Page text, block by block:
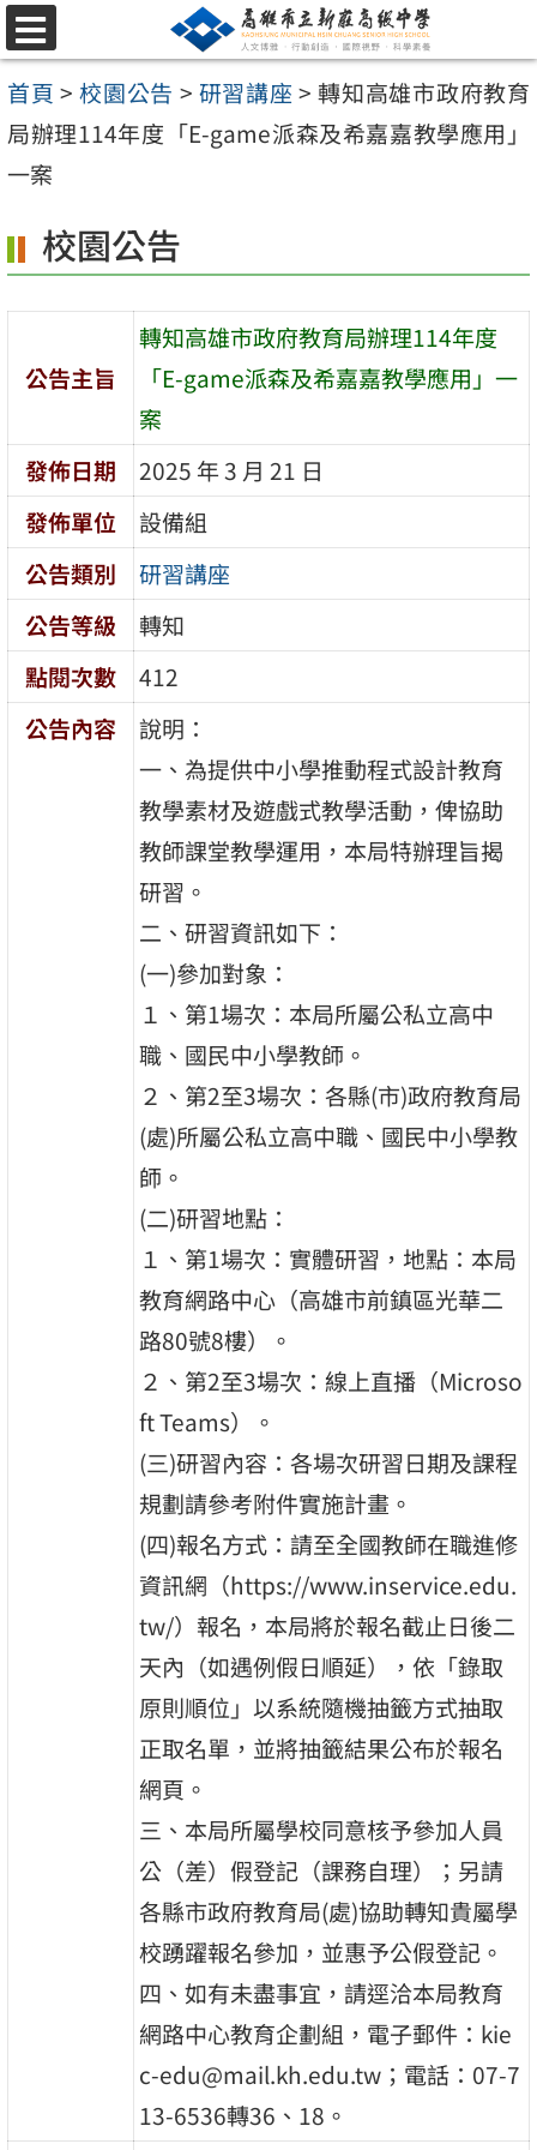
跳
至
主
要
內
區
選
單
首頁 > 校園公告 > 研習講座 > 轉知高雄市政府教育
局辦理114年度「E-game派森及希嘉嘉教學應用」
一案
校園公告
公告主旨
轉知高雄市政府教育局辦理114年度
「E-game派森及希嘉嘉教學應用」一
案
發佈日期
2025 年 3 月 21 日
發佈單位
設備組
公告類別
研習講座
公告等級
轉知
點閱次數
412
公告內容
說明：
一、為提供中小學推動程式設計教育
教學素材及遊戲式教學活動，俾協助
教師課堂教學運用，本局特辦理旨揭
研習。
二、研習資訊如下：
(一)參加對象：
１、第1場次：本局所屬公私立高中
職、國民中小學教師。
２、第2至3場次：各縣(市)政府教育局
(處)所屬公私立高中職、國民中小學教
師。
(二)研習地點：
１、第1場次：實體研習，地點：本局
教育網路中心（高雄市前鎮區光華二
路80號8樓）。
２、第2至3場次：線上直播（Microso
ft Teams）。
(三)研習內容：各場次研習日期及課程
規劃請參考附件實施計畫。
(四)報名方式：請至全國教師在職進修
資訊網（https://www.inservice.edu.
tw/）報名，本局將於報名截止日後二
天內（如遇例假日順延），依「錄取
原則順位」以系統隨機抽籤方式抽取
正取名單，並將抽籤結果公布於報名
網頁。
三、本局所屬學校同意核予參加人員
公（差）假登記（課務自理）；另請
各縣市政府教育局(處)協助轉知貴屬學
校踴躍報名參加，並惠予公假登記。
四、如有未盡事宜，請逕洽本局教育
網路中心教育企劃組，電子郵件：kie
c-edu@mail.kh.edu.tw；電話：07-7
13-6536轉36、18。